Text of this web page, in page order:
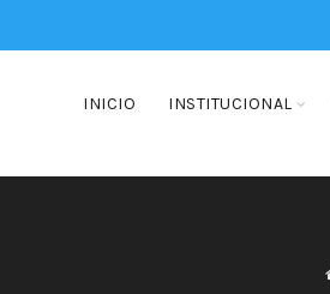
INICIO INSTITUCIONAL